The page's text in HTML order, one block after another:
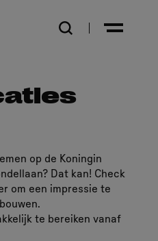
Open zoekpagina
op de Koningin
Dat kan! Check
om een impressie te
te bereiken vanaf